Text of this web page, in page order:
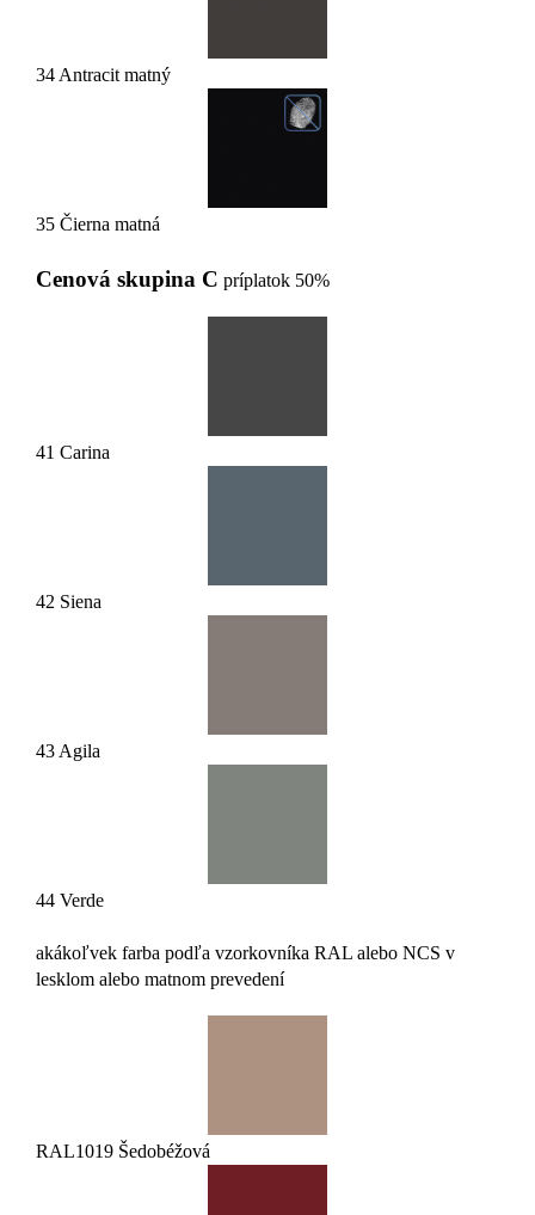
34 Antracit matný
35 Čierna matná
Cenová skupina C príplatok 50%
41 Carina
42 Siena
43 Agila
44 Verde
akákoľvek farba podľa vzorkovníka RAL alebo NCS v
lesklom alebo matnom prevedení
RAL1019 Šedobéžová